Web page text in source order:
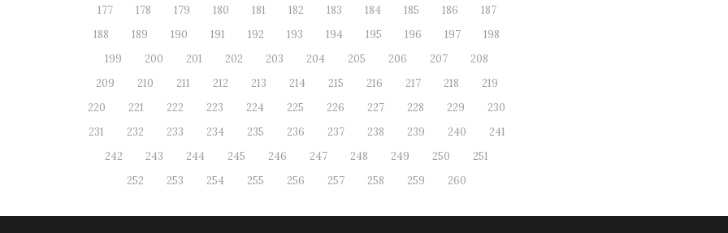
177
178 179 180 181 182 183 184 185 186
187
188
189 190 191 192 193 194 195 196 197
198
199
200 201 202 203 204 205 206 207
208
209
210 211 212 213 214 215 216 217 218
219
220
221 222 223 224 225 226 227 228 229
230
231
232 233 234 235 236 237 238 239 240
241
242
243 244 245 246 247 248 249 250
251
252
253 254 255 256 257 258 259 260